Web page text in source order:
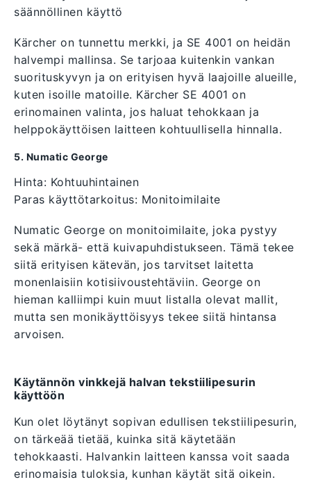
säännöllinen käyttö
Kärcher on tunnettu merkki, ja SE 4001 on heidän
halvempi mallinsa. Se tarjoaa kuitenkin vankan
suorituskyvyn ja on erityisen hyvä laajoille alueille,
kuten isoille matoille. Kärcher SE 4001 on
erinomainen valinta, jos haluat tehokkaan ja
helppokäyttöisen laitteen kohtuullisella hinnalla.
5. Numatic George
Hinta: Kohtuuhintainen
Paras käyttötarkoitus: Monitoimilaite
Numatic George on monitoimilaite, joka pystyy
sekä märkä- että kuivapuhdistukseen. Tämä tekee
siitä erityisen kätevän, jos tarvitset laitetta
monenlaisiin kotisiivoustehtäviin. George on
hieman kalliimpi kuin muut listalla olevat mallit,
mutta sen monikäyttöisyys tekee siitä hintansa
arvoisen.
Käytännön vinkkejä halvan tekstiilipesurin
käyttöön
Kun olet löytänyt sopivan edullisen tekstiilipesurin,
on tärkeää tietää, kuinka sitä käytetään
tehokkaasti. Halvankin laitteen kanssa voit saada
erinomaisia tuloksia, kunhan käytät sitä oikein.